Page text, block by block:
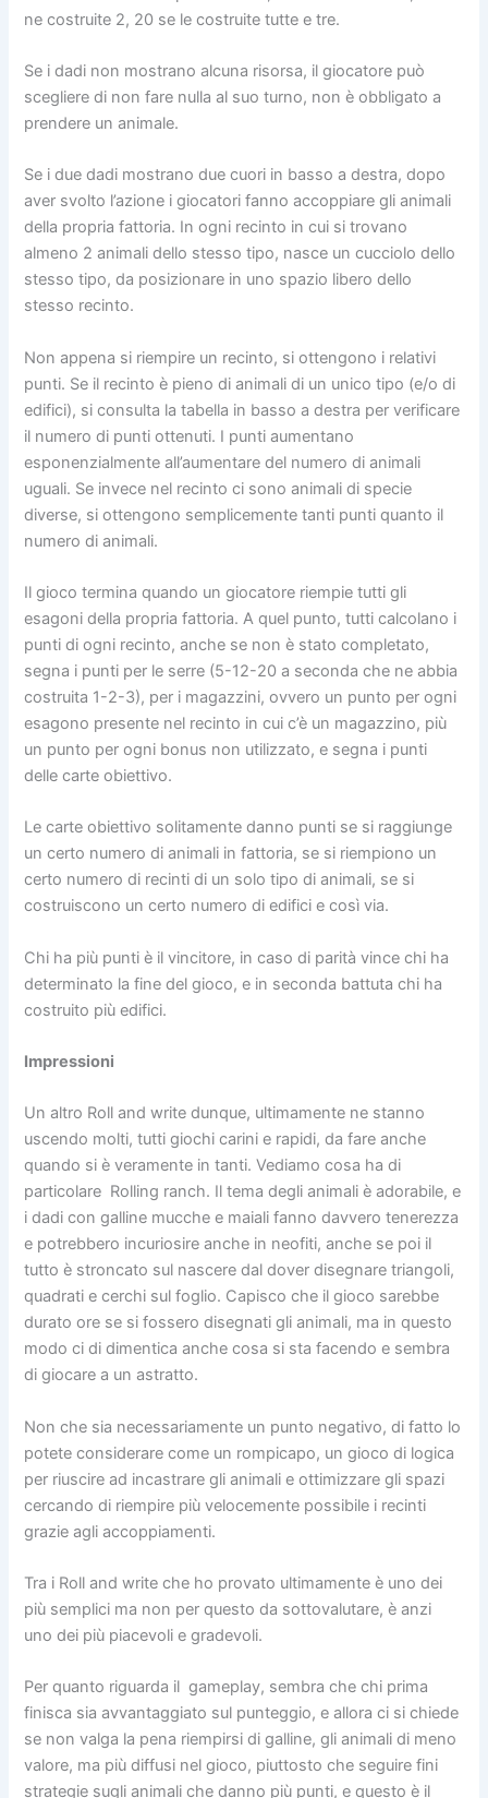
ne costruite 2, 20 se le costruite tutte e tre.
Se i dadi non mostrano alcuna risorsa, il giocatore può
scegliere di non fare nulla al suo turno, non è obbligato a
prendere un animale.
Se i due dadi mostrano due cuori in basso a destra, dopo
aver svolto l’azione i giocatori fanno accoppiare gli animali
della propria fattoria. In ogni recinto in cui si trovano
almeno 2 animali dello stesso tipo, nasce un cucciolo dello
stesso tipo, da posizionare in uno spazio libero dello
stesso recinto.
Non appena si riempire un recinto, si ottengono i relativi
punti. Se il recinto è pieno di animali di un unico tipo (e/o di
edifici), si consulta la tabella in basso a destra per verificare
il numero di punti ottenuti. I punti aumentano
esponenzialmente all’aumentare del numero di animali
uguali. Se invece nel recinto ci sono animali di specie
diverse, si ottengono semplicemente tanti punti quanto il
numero di animali.
Il gioco termina quando un giocatore riempie tutti gli
esagoni della propria fattoria. A quel punto, tutti calcolano i
punti di ogni recinto, anche se non è stato completato,
segna i punti per le serre (5-12-20 a seconda che ne abbia
costruita 1-2-3), per i magazzini, ovvero un punto per ogni
esagono presente nel recinto in cui c’è un magazzino, più
un punto per ogni bonus non utilizzato, e segna i punti
delle carte obiettivo.
Le carte obiettivo solitamente danno punti se si raggiunge
un certo numero di animali in fattoria, se si riempiono un
certo numero di recinti di un solo tipo di animali, se si
costruiscono un certo numero di edifici e così via.
Chi ha più punti è il vincitore, in caso di parità vince chi ha
determinato la fine del gioco, e in seconda battuta chi ha
costruito più edifici.
Impressioni
Un altro Roll and write dunque, ultimamente ne stanno
uscendo molti, tutti giochi carini e rapidi, da fare anche
quando si è veramente in tanti. Vediamo cosa ha di
particolare Rolling ranch. Il tema degli animali è adorabile, e
i dadi con galline mucche e maiali fanno davvero tenerezza
e potrebbero incuriosire anche in neofiti, anche se poi il
tutto è stroncato sul nascere dal dover disegnare triangoli,
quadrati e cerchi sul foglio. Capisco che il gioco sarebbe
durato ore se si fossero disegnati gli animali, ma in questo
modo ci di dimentica anche cosa si sta facendo e sembra
di giocare a un astratto.
Non che sia necessariamente un punto negativo, di fatto lo
potete considerare come un rompicapo, un gioco di logica
per riuscire ad incastrare gli animali e ottimizzare gli spazi
cercando di riempire più velocemente possibile i recinti
grazie agli accoppiamenti.
Tra i Roll and write che ho provato ultimamente è uno dei
più semplici ma non per questo da sottovalutare, è anzi
uno dei più piacevoli e gradevoli.
Per quanto riguarda il gameplay, sembra che chi prima
finisca sia avvantaggiato sul punteggio, e allora ci si chiede
se non valga la pena riempirsi di galline, gli animali di meno
valore, ma più diffusi nel gioco, piuttosto che seguire fini
strategie sugli animali che danno più punti, e questo è il